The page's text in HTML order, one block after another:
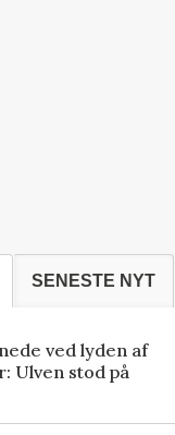
SENESTE NYT
ved lyden af
Ulven stod på